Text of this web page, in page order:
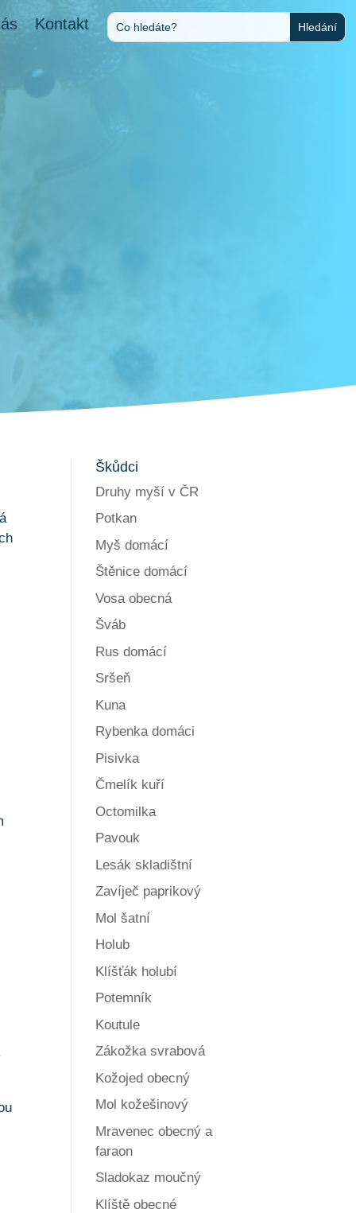
Kontakt
Škůdci
Druhy myší v ČR
Potkan
Myš domácí
Štěnice domácí
Vosa obecná
Šváb
Rus domácí
Sršeň
Kuna
Rybenka domáci
Pisivka
Čmelík kuří
Octomilka
Pavouk
Lesák skladištní
Zavíječ paprikový
Mol šatní
Holub
Klíšťák holubí
Potemník
Koutule
Zákožka svrabová
Kožojed obecný
Mol kožešinový
Mravenec obecný a
faraon
Sladokaz moučný
Klíště obecné